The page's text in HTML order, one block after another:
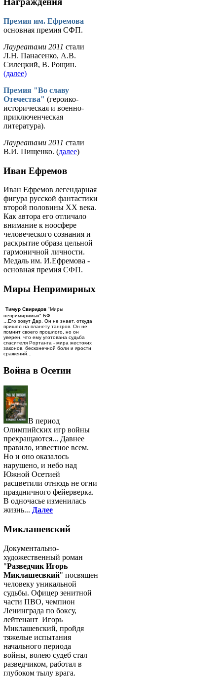
Премия им. Ефремова
основная премия СФП.
Лауреатами 2011 стали
Л.Н. Панасенко, А.В.
Силецкий, В. Рощин.
(далее)
Премия "Во славу
Отечества" (героико-
историческая и военно-
приключенческая
литература).
Лауреатами 2011 стали
В.И. Пищенко. (далее)
Иван Ефремов
Иван Ефремов легендарная
фигура русской фантастики
второй половины ХХ века.
Как автора его отличало
внимание к ноосфере
человеческого сознания и
раскрытие образа цельной
гармоничной личности.
Медаль им. И.Ефремова -
основная премия СФП.
Миры Непримириых
Тимур Свиридов "Миры
непримиримых" БФ
...Его зовут Дар. Он не знает, откуда
пришел на планету тангров. Он не
помнит своего прошлого, но он
уверен, что ему уготована судьба
спасителя Рортанга - мира жестоких
законов, бесконечной боли и ярости
сражений...
Война в Осетии
В период
Олимпийских игр войны
прекращаются... Давнее
правило, известное всем.
Но и оно оказалось
нарушено, и небо над
Южной Осетией
расцветили отнюдь не огни
праздничного фейерверка.
В одночасье изменилась
жизнь... Далее
Миклашевский
Документально-
художественный роман
"Разведчик Игорь
Миклашесвкий" посвящен
человеку уникальной
судьбы. Офицер зенитной
части ПВО, чемпион
Ленинграда по боксу,
лейтенант Игорь
Миклашевский, пройдя
тяжелые испытания
начального периода
войны, волею судеб стал
разведчиком, работал в
глубоком тылу врага.